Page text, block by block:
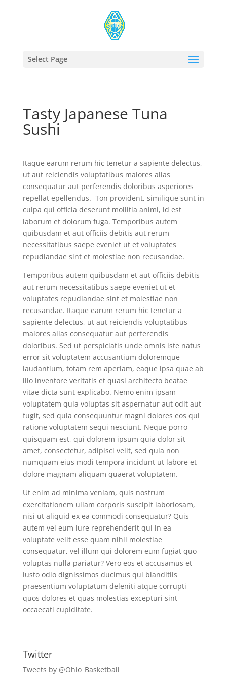
Select Page
Tasty Japanese Tuna
Sushi
Itaque earum rerum hic tenetur a sapiente delectus,
ut aut reiciendis voluptatibus maiores alias
consequatur aut perferendis doloribus asperiores
repellat epellendus. Ton provident, similique sunt in
culpa qui officia deserunt mollitia animi, id est
laborum et dolorum fuga. Temporibus autem
quibusdam et aut officiis debitis aut rerum
necessitatibus saepe eveniet ut et voluptates
repudiandae sint et molestiae non recusandae.
Temporibus autem quibusdam et aut officiis debitis
aut rerum necessitatibus saepe eveniet ut et
voluptates repudiandae sint et molestiae non
recusandae. Itaque earum rerum hic tenetur a
sapiente delectus, ut aut reiciendis voluptatibus
maiores alias consequatur aut perferendis
doloribus. Sed ut perspiciatis unde omnis iste natus
error sit voluptatem accusantium doloremque
laudantium, totam rem aperiam, eaque ipsa quae ab
illo inventore veritatis et quasi architecto beatae
vitae dicta sunt explicabo. Nemo enim ipsam
voluptatem quia voluptas sit aspernatur aut odit aut
fugit, sed quia consequuntur magni dolores eos qui
ratione voluptatem sequi nesciunt. Neque porro
quisquam est, qui dolorem ipsum quia dolor sit
amet, consectetur, adipisci velit, sed quia non
numquam eius modi tempora incidunt ut labore et
dolore magnam aliquam quaerat voluptatem.
Ut enim ad minima veniam, quis nostrum
exercitationem ullam corporis suscipit laboriosam,
nisi ut aliquid ex ea commodi consequatur? Quis
autem vel eum iure reprehenderit qui in ea
voluptate velit esse quam nihil molestiae
consequatur, vel illum qui dolorem eum fugiat quo
voluptas nulla pariatur? Vero eos et accusamus et
iusto odio dignissimos ducimus qui blanditiis
praesentium voluptatum deleniti atque corrupti
quos dolores et quas molestias excepturi sint
occaecati cupiditate.
Twitter
Tweets by @Ohio_Basketball